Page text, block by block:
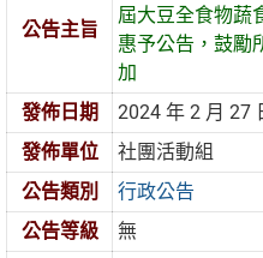
公告主旨
屆大豆全食物蔬
惠予公告，鼓勵
加
發佈日期
2024 年 2 月 27
發佈單位
社團活動組
公告類別
行政公告
公告等級
無